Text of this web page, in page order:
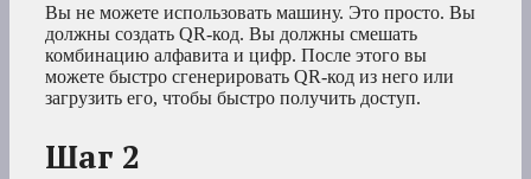
Вы не можете использовать машину. Это просто. Вы
должны создать QR-код. Вы должны смешать
комбинацию алфавита и цифр. После этого вы
можете быстро сгенерировать QR-код из него или
загрузить его, чтобы быстро получить доступ.
Шаг 2